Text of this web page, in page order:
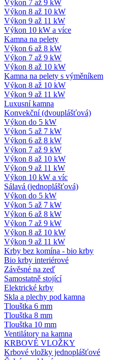
Výkon 7 až 9 kW
Výkon 8 až 10 kW
Výkon 9 až 11 kW
Výkon 10 kW a více
Kamna na pelety
Výkon 6 až 8 kW
Výkon 7 až 9 kW
Výkon 8 až 10 kW
Kamna na pelety s výměníkem
Výkon 8 až 10 kW
Výkon 9 až 11 kW
Luxusní kamna
Konvekční (dvouplášťová)
Výkon do 5 kW
Výkon 5 až 7 kW
Výkon 6 až 8 kW
Výkon 7 až 9 kW
Výkon 8 až 10 kW
Výkon 9 až 11 kW
Výkon 10 kW a víc
Sálavá (jednoplášťová)
Výkon do 5 kW
Výkon 5 až 7 kW
Výkon 6 až 8 kW
Výkon 7 až 9 kW
Výkon 8 až 10 kW
Výkon 9 až 11 kW
Krby bez komína - bio krby
Bio krby interiérové
Závěsné na zeď
Samostatně stojící
Elektrické krby
Skla a plechy pod kamna
Tlouštka 6 mm
Tlouštka 8 mm
Tlouštka 10 mm
Ventilátory na kamna
KRBOVÉ VLOŽKY
Krbové vložky jednoplášťové